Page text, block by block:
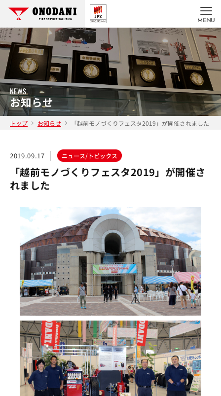
MENU
NEWS
お知らせ
トップ お知らせ 「越前モノづくりフェスタ2019」が開催されました
2019.09.17 ニュース/トピックス
「越前モノづくりフェスタ2019」が開催さ
れました